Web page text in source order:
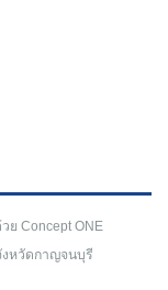
ย Concept ONE
งหวัดกาญจนบุรี